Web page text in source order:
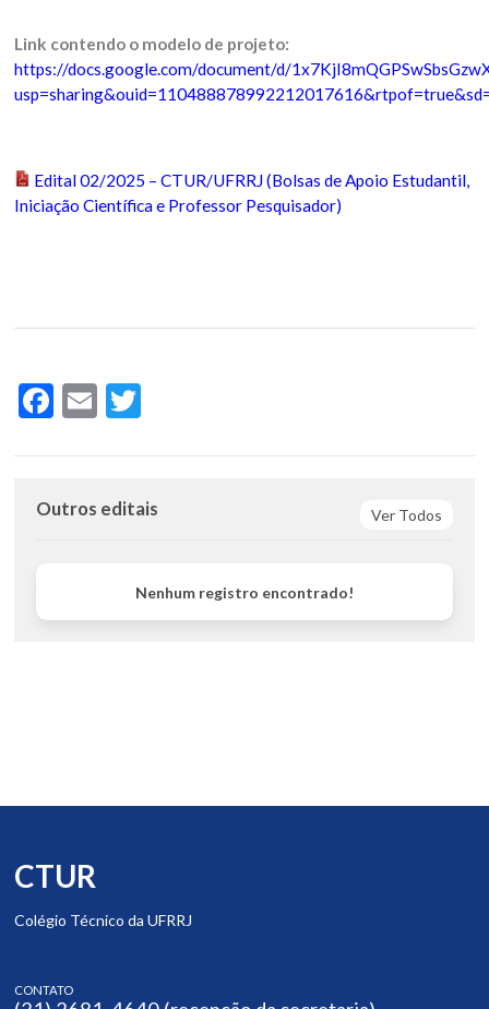
Link contendo o modelo de projeto:
https://docs.google.com/document/d/
Edital 02/2025 – CTUR/UFRRJ (Bolsas de Apoio Estudantil,
Iniciação Científica e Professor Pesquisador)
Facebook
Email
Ver Todos
Outros editais
Nenhum registro encontrado!
CTUR
Colégio Técnico da UFRRJ
CONTATO